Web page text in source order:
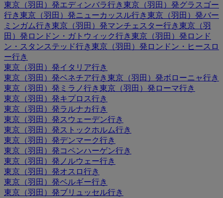
東京（羽田）発エディンバラ行き東京（羽田）発グラスゴー
行き東京（羽田）発ニューカッスル行き東京（羽田）発バー
ミンガム行き東京（羽田）発マンチェスター行き東京（羽
田）発ロンドン・ガトウィック行き東京（羽田）発ロンド
ン・スタンステッド行き東京（羽田）発ロンドン・ヒースロ
ー行き
東京（羽田）発イタリア行き
東京（羽田）発ベネチア行き東京（羽田）発ボローニャ行き
東京（羽田）発ミラノ行き東京（羽田）発ローマ行き
東京（羽田）発キプロス行き
東京（羽田）発ラルナカ行き
東京（羽田）発スウェーデン行き
東京（羽田）発ストックホルム行き
東京（羽田）発デンマーク行き
東京（羽田）発コペンハーゲン行き
東京（羽田）発ノルウェー行き
東京（羽田）発オスロ行き
東京（羽田）発ベルギー行き
東京（羽田）発ブリュッセル行き